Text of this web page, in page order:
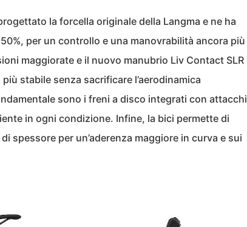
la forcella originale della Langma e ne ha
per un controllo e una manovrabilità ancora più
maggiorate e il nuovo manubrio Liv Contact SLR
stabile senza sacrificare l’aerodinamica
sono i freni a disco integrati con attacchi
in ogni condizione. Infine, la bici permette di
spessore per un’aderenza maggiore in curva e sui